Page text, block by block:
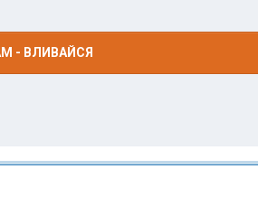
- ВЛИВАЙСЯ